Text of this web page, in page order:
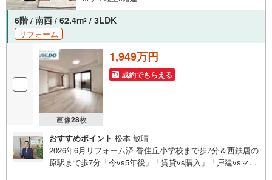
家族それぞれが自分の時間を持ちながら、夕食の時間にはダイニングに自
然と集まる。そんな暮らしのリズムを、この空間はやさしく整えてくれま
す。
アイランドシティの中心に立ち、天神・博多へは始発バスでスムーズにア
クセス。
生活利便施設も徒歩圏内に揃います。暮らしやすさと非日常が、41階でひ
とつになる。
6階 / 南西 / 62.4m2 / 3LDK
リフォーム
画像28枚
1,949万円
成約でもらえる
おすすめポイント 松本 敏晴
2026年6月リフォーム済 香住丘小学校まで歩7分＆西鉄唐の
原駅まで歩7分「今vs5年後」「賃貸vs購入」「戸建vsマン